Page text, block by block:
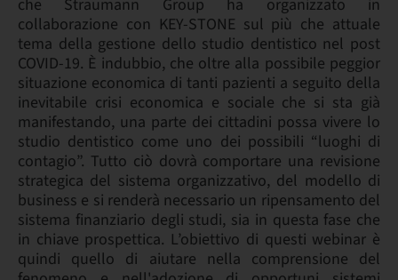
che Straumann Group ha organizzato in
collaborazione con KEY-STONE sul più che attuale
tema della gestione dello studio dentistico nel post
COVID-19. È indubbio, che oltre alla possibile peggior
situazione economica di tanti pazienti a seguito della
inevitabile crisi economica e sociale che si sta già
manifestando, una parte dei cittadini possa vivere lo
studio dentistico come uno dei possibili “luoghi di
contagio”. Tutto ciò dovrà comportare una revisione
strategica del sistema organizzativo, del modello di
business e si renderà necessario un ripensamento del
sistema finanziario degli studi, sia in questa fase che
in chiave prospettica. L’obiettivo di questi webinar è
quindi quello di aiutare nella comprensione del